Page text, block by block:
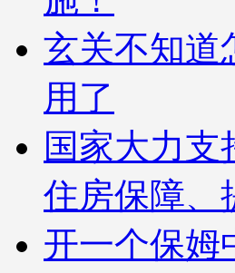
玄关不知道
用了
国家大力
住房保障、
开一个保姆